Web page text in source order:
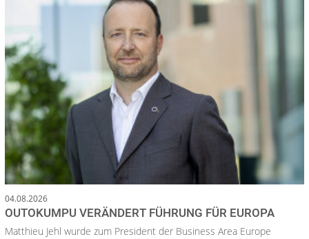
04.08.2026
OUTOKUMPU VERÄNDERT FÜHRUNG FÜR EUROPA
Matthieu Jehl wurde zum President der Business Area Europe